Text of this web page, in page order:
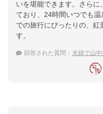
いを堪能できます。さら
ており、24時間いつでも
での旅行にぴったりの、
す。
回答された質問： 夫婦で山